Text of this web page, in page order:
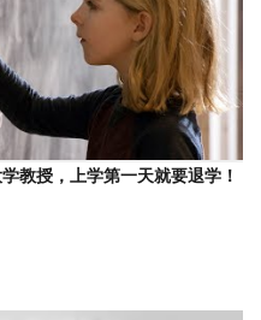
教授，上学第一天就要退学！